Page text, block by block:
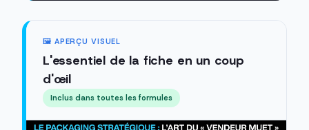
🖼️ APERÇU VISUEL
L'essentiel de la fiche en un coup
d'œil
Inclus dans toutes les formules